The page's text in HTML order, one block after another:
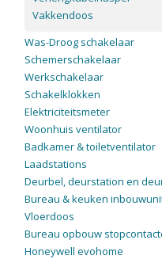
Vakkendoos
Was-Droog schakelaar
Schemerschakelaar
Werkschakelaar
Schakelklokken
Elektriciteitsmeter
Woonhuis ventilator
Badkamer & toiletventilator
Laadstations
Deurbel, deurstation en
Bureau & keuken
Vloerdoos
Bureau opbouw
Honeywell evohome